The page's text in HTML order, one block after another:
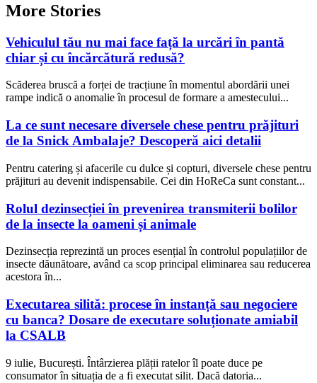
More Stories
Vehiculul tău nu mai face față la urcări în pantă
chiar și cu încărcătură redusă?
Scăderea bruscă a forței de tracțiune în momentul abordării unei
rampe indică o anomalie în procesul de formare a amestecului...
La ce sunt necesare diversele chese pentru prăjituri
de la Snick Ambalaje? Descoperă aici detalii
Pentru catering și afacerile cu dulce și copturi, diversele chese pentru
prăjituri au devenit indispensabile. Cei din HoReCa sunt constant...
Rolul dezinsecției în prevenirea transmiterii bolilor
de la insecte la oameni și animale
Dezinsecția reprezintă un proces esențial în controlul populațiilor de
insecte dăunătoare, având ca scop principal eliminarea sau reducerea
acestora în...
Executarea silită: procese în instanță sau negociere
cu banca? Dosare de executare soluționate amiabil
la CSALB
9 iulie, București. Întârzierea plății ratelor îl poate duce pe
consumator în situația de a fi executat silit. Dacă datoria...